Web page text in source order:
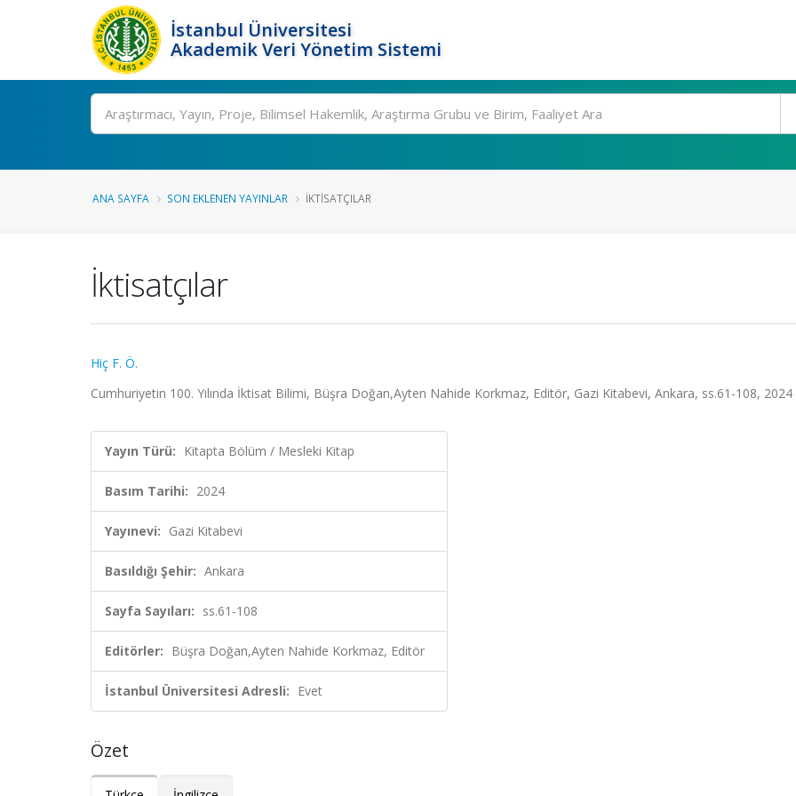
İstanbul Üniversitesi
Akademik Veri Yönetim Sistemi
Ara
ANA SAYFA SON EKLENEN YAYINLAR İKTISATÇILAR
İktisatçılar
Hiç F. Ö.
Cumhuriyetin 100. Yılında İktisat Bilimi, Büşra Doğan,Ayten Nahide Korkmaz, Editör, Gazi Kitabevi, Ankara, ss.61-108, 2024
Yayın Türü: Kitapta Bölüm / Mesleki Kitap
Basım Tarihi: 2024
Yayınevi: Gazi Kitabevi
Basıldığı Şehir: Ankara
Sayfa Sayıları: ss.61-108
Editörler: Büşra Doğan,Ayten Nahide Korkmaz, Editör
İstanbul Üniversitesi Adresli: Evet
Özet